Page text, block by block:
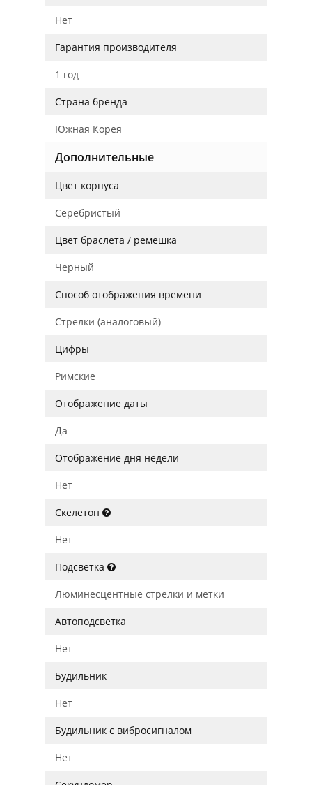
Нет
Гарантия производителя
1 год
Страна бренда
Южная Корея
Дополнительные
Цвет корпуса
Серебристый
Цвет браслета / ремешка
Черный
Способ отображения времени
Стрелки (аналоговый)
Цифры
Римские
Отображение даты
Да
Отображение дня недели
Нет
Скелетон
Нет
Подсветка
Люминесцентные стрелки и метки
Автоподсветка
Нет
Будильник
Нет
Будильник с вибросигналом
Нет